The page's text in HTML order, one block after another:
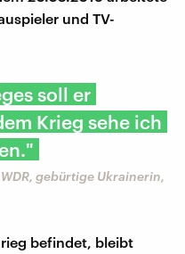
und TV-
soll er
Krieg sehe ich
gebürtige Ukrainerin,
befindet, bleibt